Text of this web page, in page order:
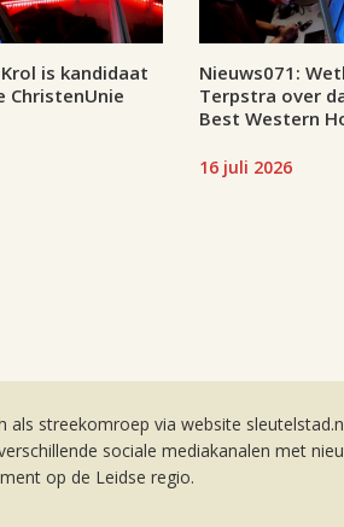
is kandidaat
ChristenUnie
Nieuws071:
Terpstra over
Best Western
16 juli 2026
als streekomroep via website
sociale mediakanalen met
op de Leidse regio.